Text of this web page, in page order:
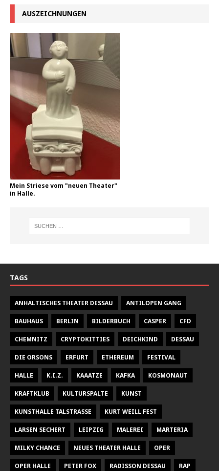
AUSZEICHNUNGEN
Mein Striese vom "neuen Theater"
in Halle.
TAGS
ANHALTISCHES THEATER DESSAU ANTILOPEN GANG
BAUHAUS BERLIN BILDERBUCH CASPER CFD
CHEMNITZ CRYPTOKITTIES DEICHKIND DESSAU
DIE ORSONS ERFURT ETHEREUM FESTIVAL
HALLE K.I.Z. KAAATZE KAFKA KOSMONAUT
KRAFTKLUB KULTURSPALTE KUNST
KUNSTHALLE TALSTRASSE KURT WEILL FEST
LARSEN SECHERT LEIPZIG MALEREI MARTERIA
MILKY CHANCE NEUES THEATER HALLE OPER
OPER HALLE PETER FOX RADISSON DESSAU RAP